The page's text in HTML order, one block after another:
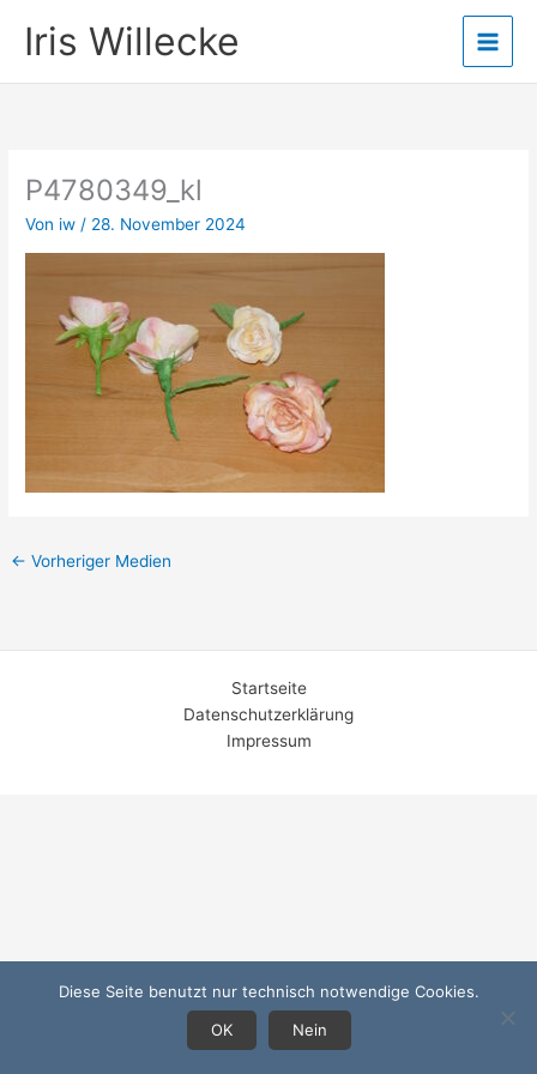
InhaltIris Willecke
P4780349_kl
Von iw / 28. November 2024
← Vorheriger Medien
Startseite
Datenschutzerklärung
Impressum
Diese Seite benutzt nur technisch notwendige Cookies.
OK
Nein